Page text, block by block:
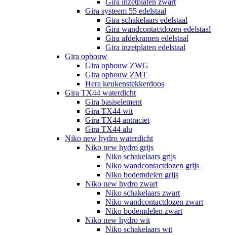
Gira inzetplaten zwart
Gira systeem 55 edelstaal
Gira schakelaars edelstaal
Gira wandcontactdozen edelstaal
Gira afdekramen edelstaal
Gira inzetplaten edelstaal
Gira opbouw
Gira opbouw ZWG
Gira opbouw ZMT
Hera keukenstekkerdoos
Gira TX44 waterdicht
Gira basiselement
Gira TX44 wit
Gira TX44 antraciet
Gira TX44 alu
Niko new hydro waterdicht
Niko new hydro grijs
Niko schakelaars grijs
Niko wandcontactdozen grijs
Niko bodemdelen grijs
Niko new hydro zwart
Niko schakelaars zwart
Niko wandcontactdozen zwart
Niko bodemdelen zwart
Niko new hydro wit
Niko schakelaars wit